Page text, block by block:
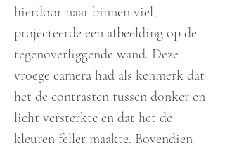
hierdoor naar binnen viel,
projecteerde een afbeelding op de
tegenoverliggende wand. Deze
vroege camera had als kenmerk dat
het de contrasten tussen donker en
licht versterkte en dat het de
kleuren feller maakte. Bovendien